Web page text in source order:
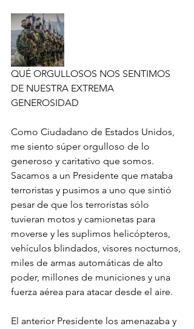
QUÉ ORGULLOSOS NOS SENTIMOS
DE NUESTRA EXTREMA
GENEROSIDAD
Como Ciudadano de Estados Unidos,
me siento súper orgulloso de lo
generoso y caritativo que somos.
Sacamos a un Presidente que mataba
terroristas y pusimos a uno que sintió
pesar de que los terroristas sólo
tuvieran motos y camionetas para
moverse y les suplimos helicópteros,
vehículos blindados, visores nocturnos,
miles de armas automáticas de alto
poder, millones de municiones y una
fuerza aérea para atacar desde el aire.
El anterior Presidente los amenazaba y